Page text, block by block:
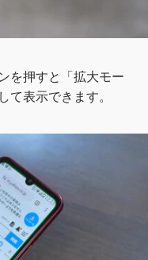
を押すと「拡大モー
て表示できます。